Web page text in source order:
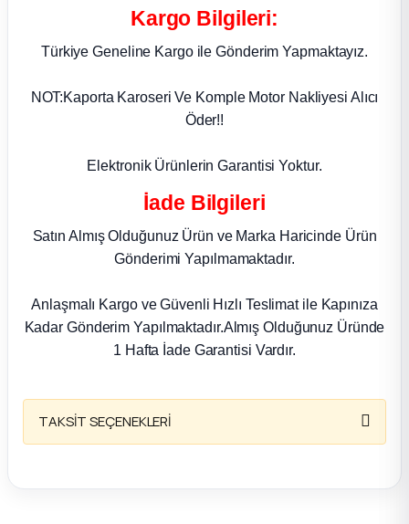
Kargo Bilgileri:
Türkiye Geneline Kargo ile Gönderim Yapmaktayız.
NOT:Kaporta Karoseri Ve Komple Motor Nakliyesi Alıcı
Öder!!
Elektronik Ürünlerin Garantisi Yoktur.
İade Bilgileri
Satın Almış Olduğunuz Ürün ve Marka Haricinde Ürün
Gönderimi Yapılmamaktadır.
Anlaşmalı Kargo ve Güvenli Hızlı Teslimat ile Kapınıza
Kadar Gönderim Yapılmaktadır.Almış Olduğunuz Üründe
1 Hafta İade Garantisi Vardır.
TAKSİT SEÇENEKLERİ